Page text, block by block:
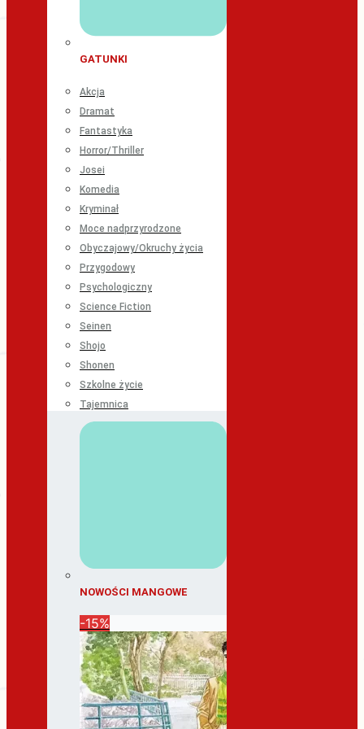
GATUNKI
Akcja
Dramat
Fantastyka
Horror/Thriller
Josei
Komedia
Kryminał
Moce nadprzyrodzone
Obyczajowy/Okruchy życia
Przygodowy
Psychologiczny
Science Fiction
Seinen
Shojo
Shonen
Szkolne życie
Tajemnica
NOWOŚCI MANGOWE
-15%